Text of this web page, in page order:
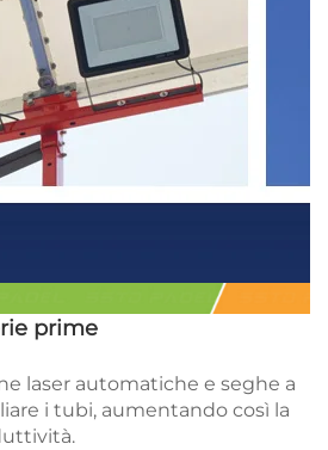
prime
laser automatiche e seghe a
i tubi, aumentando così la